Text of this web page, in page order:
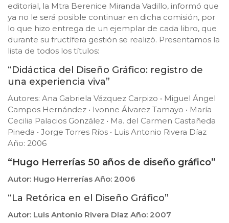
editorial, la Mtra Berenice Miranda Vadillo, informó que
ya no le será posible continuar en dicha comisión, por
lo que hizo entrega de un ejemplar de cada libro, que
durante su fructífera gestión se realizó. Presentamos la
lista de todos los títulos:
“Didáctica del Diseño Gráfico: registro de
una experiencia viva”
Autores: Ana Gabriela Vázquez Carpizo • Miguel Ángel
Campos Hernández • Ivonne Álvarez Tamayo • María
Cecilia Palacios González • Ma. del Carmen Castañeda
Pineda • Jorge Torres Ríos • Luis Antonio Rivera Díaz
Año: 2006
“Hugo Herrerías 50 años de diseño gráfico”
Autor: Hugo Herrerías Año: 2006
“La Retórica en el Diseño Gráfico”
Autor: Luis Antonio Rivera Díaz Año: 2007